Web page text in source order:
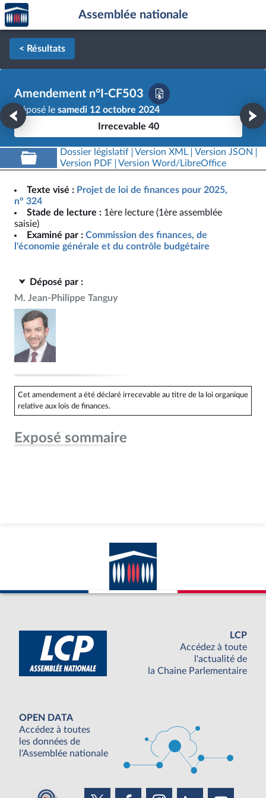
Aller au contenu
Aller en bas de la page
Accèder
à la
page
d'accueil
Assemblée nationale
< Résultats
Amendement n°I-CF503
Déposé le samedi 12 octobre 2024
Irrecevable 40
Dossier législatif Version XML
Version JSON
Version PDF
Version Word/LibreOffice
Texte visé : Projet de loi de finances pour 2025,
n° 324
Stade de lecture : 1ère lecture (1ère assemblée
saisie)
Examiné par : Commission des finances, de
l'économie générale et du contrôle budgétaire
Déposé par :
M. Jean-Philippe Tanguy
Cet amendement a été déclaré irrecevable au titre de la loi organique
relative aux lois de finances.
Exposé sommaire
LCP
Accédez à toute
l'actualité de
la Chaine Parlementaire
OPEN DATA
Accédez à toutes
les données de
l'Assemblée nationale